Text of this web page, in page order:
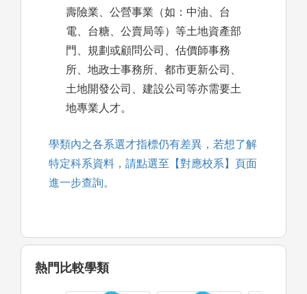
壽險業、公營事業（如：中油、台
電、台糖、公賣局等）等土地資產部
門、規劃或顧問公司、估價師事務
所、地政士事務所、都市更新公司、
土地開發公司、建設公司等亦需要土
地專業人才。
學類內之各系選才指標仍有差異，若想了解
特定科系資料，請點選至【對應校系】頁面
進一步查詢。
熱門比較學類